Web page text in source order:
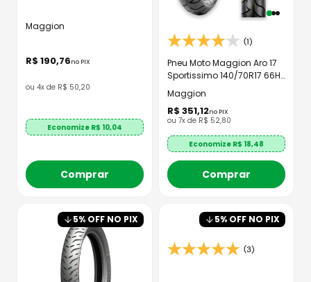
Maggion
R$ 190,76no PIX
ou 4x de R$ 50,20
Economize R$ 10,04
Comprar
(1)
Pneu Moto Maggion Aro 17
Sportissimo 140/70R17 66H
TL - Traseiro
Maggion
R$ 351,12no PIX
ou 7x de R$ 52,80
Economize R$ 18,48
Comprar
5% OFF NO PIX 5% OFF NO PIX
(3)